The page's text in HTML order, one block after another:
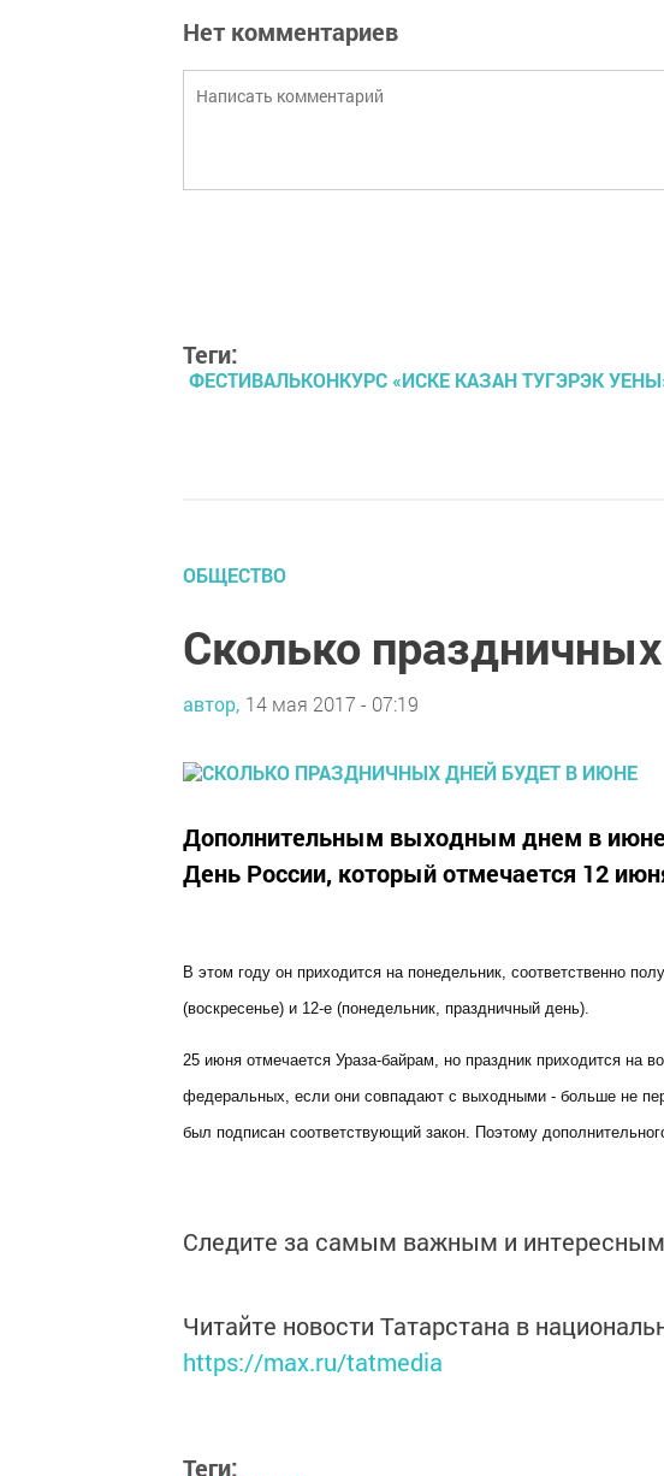
Нет комментариев
Теги:
ФЕСТИВАЛЬКОНКУРС «ИСКЕ КАЗАН ТУГЭРЭК
ОБЩЕСТВО
Сколько
автор, 14 мая 2017 - 07:19
Дополнительным выходным днем в июне
День России, который отмечается 12
В этом году он приходится на понедельник, соответственно
(воскресенье) и 12-е (понедельник, праздничный день).
25 июня отмечается Ураза-байрам, но праздник приходится на
федеральных, если они совпадают с выходными - больше не
был подписан соответствующий закон. Поэтому
Следите за самым важным и
Читайте новости Татарстана в
https://max.ru/tatmedia
Теги: